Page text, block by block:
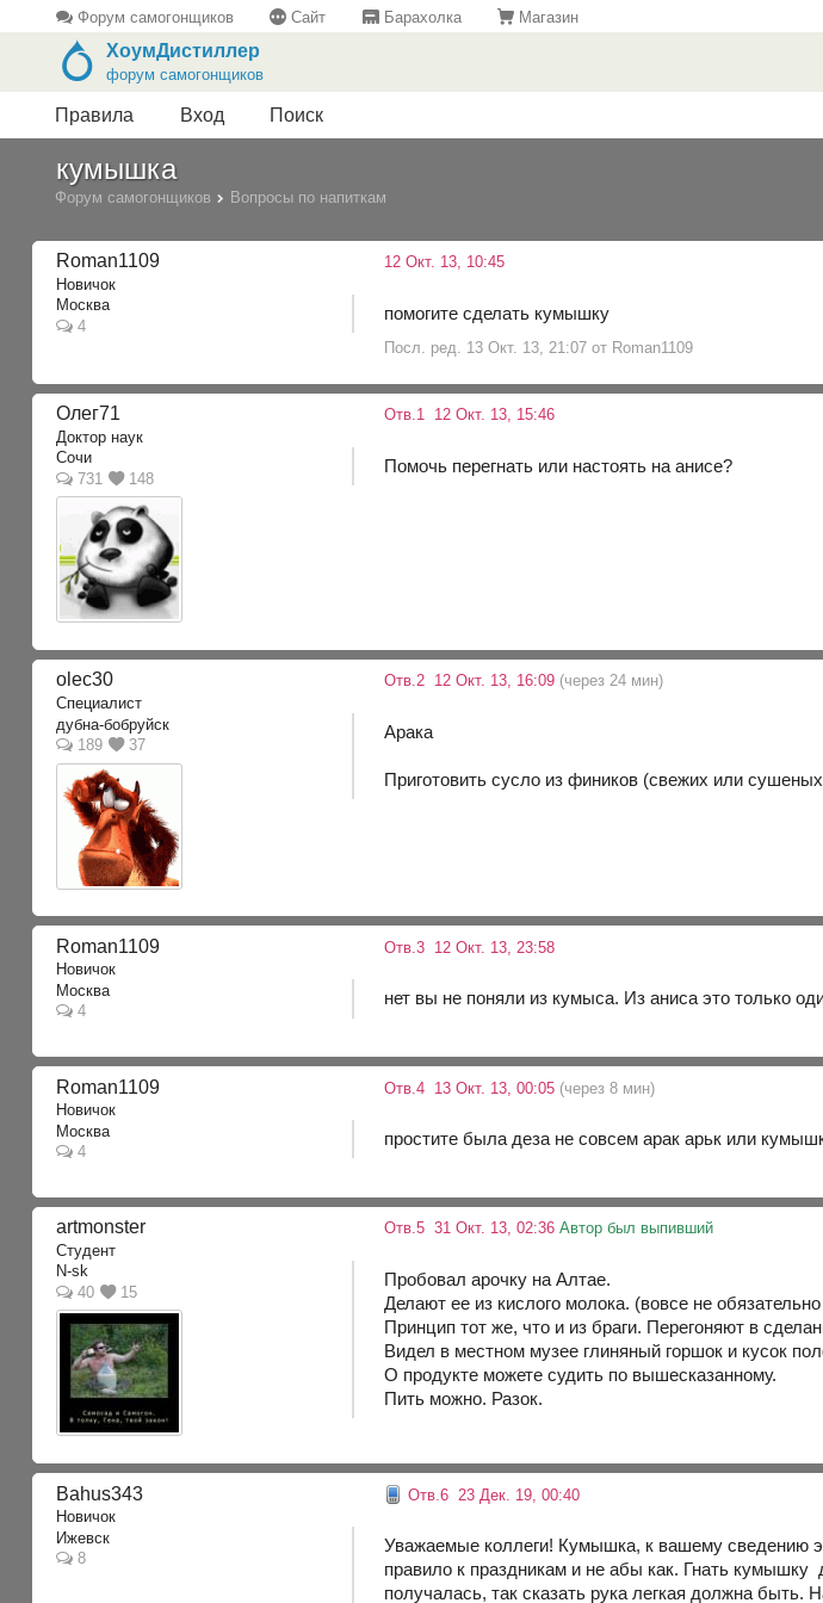
Форум самогонщиков Сайт Барахолка Магазин
ХоумДистиллер
форум самогонщиков
Правила Вход Поиск
кумышка
Форум самогонщиков Вопросы по напиткам
Roman1109
Новичок
Москва
4
12 Окт. 13, 10:45
помогите сделать кумышку
Посл. ред. 13 Окт. 13, 21:07 от Roman1109
Олег71
Доктор наук
Сочи
731
148
Отв.1 12 Окт. 13, 15:46
Помочь перегнать или настоять на анисе?
olec30
Специалист
дубна-бобруйск
189
37
Отв.2 12 Окт. 13, 16:09 (через 24 мин)
Арака
Приготовить сусло из фиников (свежих или
Roman1109
Новичок
Москва
4
Отв.3 12 Окт. 13, 23:58
нет вы не поняли из кумыса. Из аниса это только
Roman1109
Новичок
Москва
4
Отв.4 13 Окт. 13, 00:05 (через 8 мин)
простите была деза не совсем арак арьк или
artmonster
Студент
N-sk
40
15
Отв.5 31 Окт. 13, 02:36Автор был выпивший
Пробовал арочку на Алтае.
Делают ее из кислого молока. (вовсе не
Принцип тот же, что и из браги. Перегоняют в
Видел в местном музее глиняный горшок и кусок
О продукте можете судить по вышесказанному.
Пить можно. Разок.
Bahus343
Новичок
Ижевск
8
Отв.6 23 Дек. 19, 00:40
Уважаемые коллеги! Кумышка, к вашему сведению
правило к праздникам и не абы как. Гнать
получалась, так сказать рука легкая должна